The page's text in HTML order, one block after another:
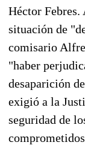
Héctor Febres.
situación de
comisario
"haber
desaparición
exigió a la
seguridad de